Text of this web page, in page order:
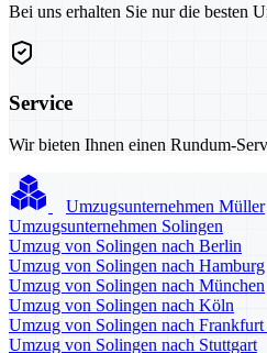
Bei uns erhalten Sie nur die besten
Service
Wir bieten Ihnen einen Rundum-
Umzugsunternehmen Müller
Umzugsunternehmen Solingen
Umzug von Solingen nach Berlin
Umzug von Solingen nach Hamburg
Umzug von Solingen nach München
Umzug von Solingen nach Köln
Umzug von Solingen nach
Umzug von Solingen nach Stuttgart